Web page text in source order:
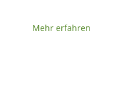
Mehr erfahren